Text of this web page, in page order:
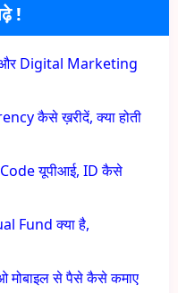
!
Digital Marketing
कैसे ख़रीदें, क्या होती
Code यूपीआई, ID कैसे
Fund क्या है,
से पैसे कैसे कमाए